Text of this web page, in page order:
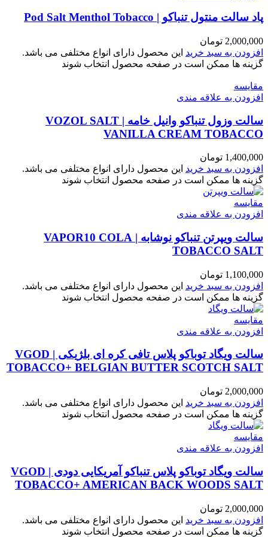
پاد سالت منتول تنباکو | Pod Salt Menthol Tobacco
2,000,000 تومان
افزودن به سبد خرید این محصول دارای انواع مختلفی می باشد.
گزینه ها ممکن است در صفحه محصول انتخاب شوند
مقایسه
افزودن به علاقه مندی
سالت وزول تنباکو وانیل خامه | VOZOL SALT
VANILLA CREAM TOBACCO
1,400,000 تومان
افزودن به سبد خرید این محصول دارای انواع مختلفی می باشد.
گزینه ها ممکن است در صفحه محصول انتخاب شوند
مقایسه
افزودن به علاقه مندی
سالت ویپرتن تنباکو نوشابه | VAPOR10 COLA
TOBACCO SALT
1,100,000 تومان
افزودن به سبد خرید این محصول دارای انواع مختلفی می باشد.
گزینه ها ممکن است در صفحه محصول انتخاب شوند
مقایسه
افزودن به علاقه مندی
سالت ویگاد توباکو پلاس تافی کره ای بلژیکی | VGOD
TOBACCO+ BELGIAN BUTTER SCOTCH SALT
2,000,000 تومان
افزودن به سبد خرید این محصول دارای انواع مختلفی می باشد.
گزینه ها ممکن است در صفحه محصول انتخاب شوند
مقایسه
افزودن به علاقه مندی
سالت ویگاد توباکو پلاس تنباکو آمریکایی دودی | VGOD
TOBACCO+ AMERICAN BACK WOODS SALT
2,000,000 تومان
افزودن به سبد خرید این محصول دارای انواع مختلفی می باشد.
گزینه ها ممکن است در صفحه محصول انتخاب شوند